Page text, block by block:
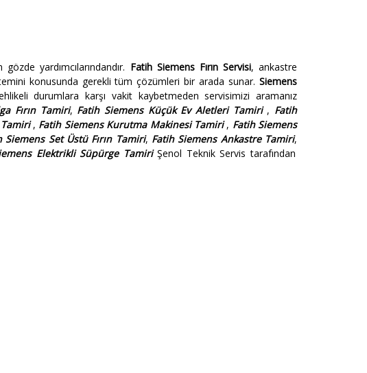
yardımcılarındandır. Fatih Siemens Fırın Servisi, ankastre
konusunda gerekli tüm çözümleri bir arada sunar. Siemens
durumlara karşı vakit kaybetmeden servisimizi aramanız
Fırın Tamiri, Fatih Siemens Küçük Ev Aletleri Tamiri , Fatih
, Fatih Siemens Kurutma Makinesi Tamiri, Fatih Siemens
Siemens Set Üstü Fırın Tamiri, Fatih Siemens Ankastre Tamiri,
Elektrikli Süpürge TamiriŞenol Teknik Servis tarafından